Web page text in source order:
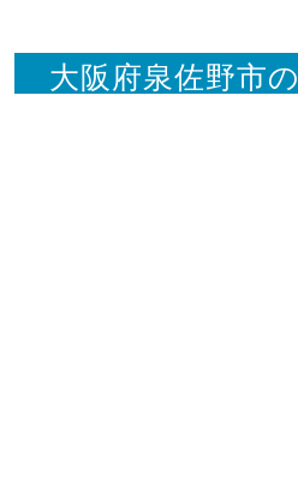
大阪府泉佐野市